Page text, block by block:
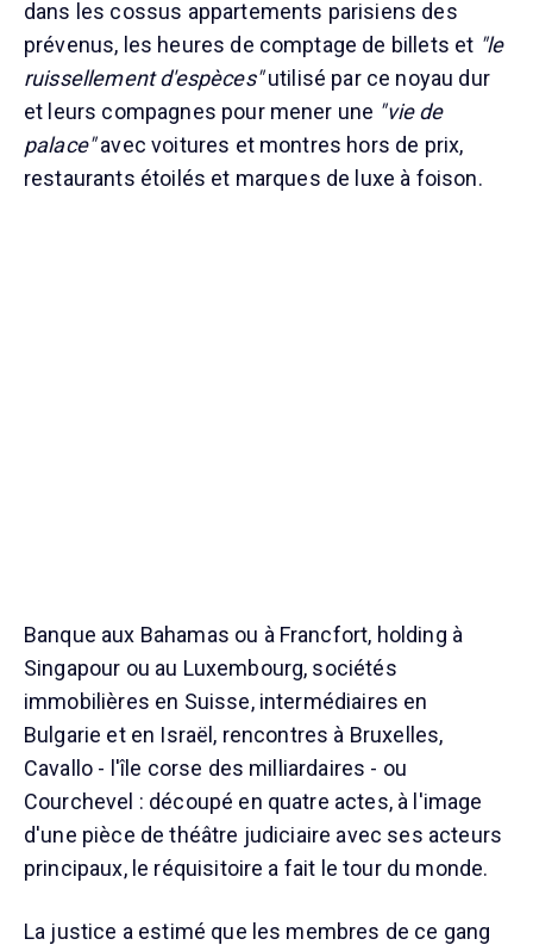
dans les cossus appartements parisiens des
prévenus, les heures de comptage de billets et "le
ruissellement d'espèces"utilisé par ce noyau dur
et leurs compagnes pour mener une "vie de
palace"avec voitures et montres hors de prix,
restaurants étoilés et marques de luxe à foison.
Banque aux Bahamas ou à Francfort, holding à
Singapour ou au Luxembourg, sociétés
immobilières en Suisse, intermédiaires en
Bulgarie et en Israël, rencontres à Bruxelles,
Cavallo - l'île corse des milliardaires - ou
Courchevel : découpé en quatre actes, à l'image
d'une pièce de théâtre judiciaire avec ses acteurs
principaux, le réquisitoire a fait le tour du monde.
La justice a estimé que les membres de ce gang